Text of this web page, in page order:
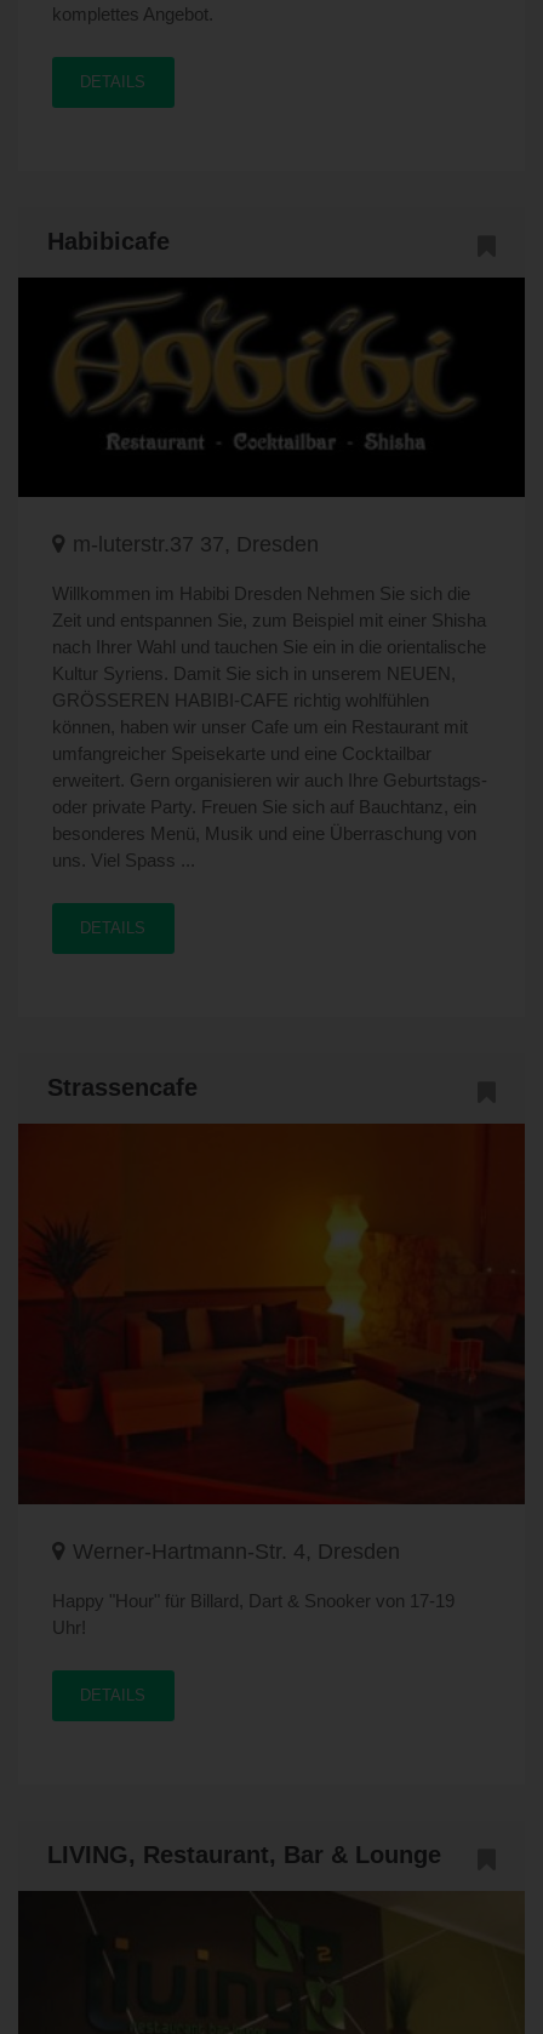
komplettes Angebot.
DETAILS
Habibicafe
m-luterstr.37 37, Dresden
Willkommen im Habibi Dresden Nehmen Sie sich die
Zeit und entspannen Sie, zum Beispiel mit einer Shisha
nach Ihrer Wahl und tauchen Sie ein in die orientalische
Kultur Syriens. Damit Sie sich in unserem NEUEN,
GRÖSSEREN HABIBI-CAFE richtig wohlfühlen
können, haben wir unser Cafe um ein Restaurant mit
umfangreicher Speisekarte und eine Cocktailbar
erweitert. Gern organisieren wir auch Ihre Geburtstags-
oder private Party. Freuen Sie sich auf Bauchtanz, ein
besonderes Menü, Musik und eine Überraschung von
uns. Viel Spass ...
DETAILS
Strassencafe
Werner-Hartmann-Str. 4, Dresden
Happy "Hour" für Billard, Dart & Snooker von 17-19
Uhr!
DETAILS
LIVING, Restaurant, Bar & Lounge